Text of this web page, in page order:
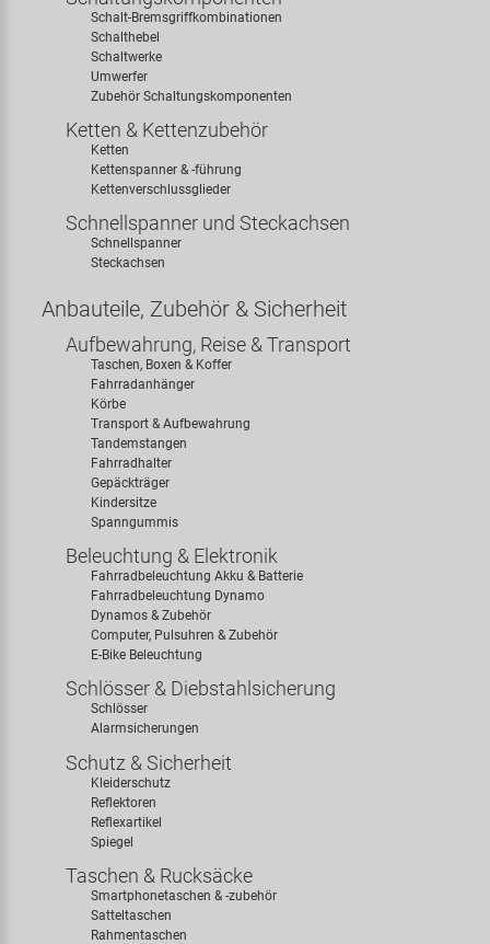
Schalt-Bremsgriffkombinationen
Schalthebel
Schaltwerke
Umwerfer
Zubehör Schaltungskomponenten
Ketten & Kettenzubehör
Ketten
Kettenspanner & -führung
Kettenverschlussglieder
Schnellspanner und Steckachsen
Schnellspanner
Steckachsen
Anbauteile, Zubehör & Sicherheit
Aufbewahrung, Reise & Transport
Taschen, Boxen & Koffer
Fahrradanhänger
Körbe
Transport & Aufbewahrung
Tandemstangen
Fahrradhalter
Gepäckträger
Kindersitze
Spanngummis
Beleuchtung & Elektronik
Fahrradbeleuchtung Akku & Batterie
Fahrradbeleuchtung Dynamo
Dynamos & Zubehör
Computer, Pulsuhren & Zubehör
E-Bike Beleuchtung
Schlösser & Diebstahlsicherung
Schlösser
Alarmsicherungen
Schutz & Sicherheit
Kleiderschutz
Reflektoren
Reflexartikel
Spiegel
Taschen & Rucksäcke
Smartphonetaschen & -zubehör
Satteltaschen
Rahmentaschen